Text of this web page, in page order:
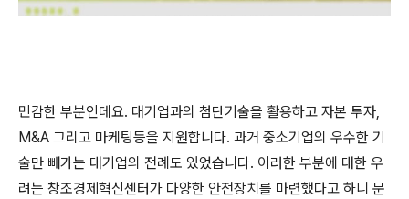
민감한 부분인데요. 대기업과의 첨단기술을 활용하고 자본 투자,
M&A 그리고 마케팅등을 지원합니다. 과거 중소기업의 우수한 기
술만 빼가는 대기업의 전례도 있었습니다. 이러한 부분에 대한 우
려는 창조경제혁신센터가 다양한 안전장치를 마련했다고 하니 문